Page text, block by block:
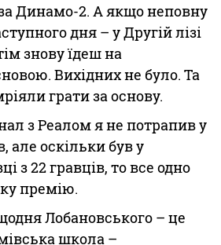
Динамо-2. А якщо неповну
дня – у Другій лізі
знову їдеш на
Вихідних не було. Та
грати за основу.
з Реалом я не потрапив у
але оскільки був у
з 22 гравців, то все одно
премію.
Лобановського – це
школа –